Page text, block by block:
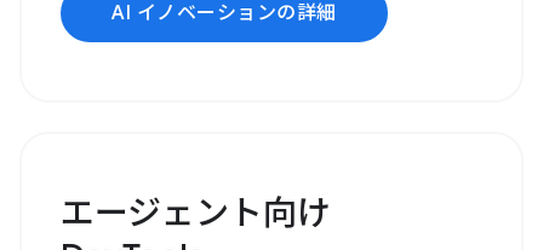
AI イノベーションの詳細
エージェント向け